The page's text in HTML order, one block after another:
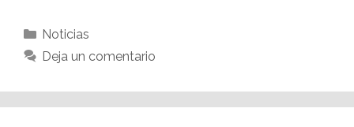
Noticias
Deja un comentario